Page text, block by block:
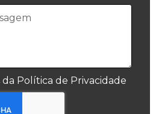
da Política de Privacidade